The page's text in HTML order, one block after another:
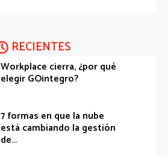
RECIENTES
Workplace cierra, ¿por qué
elegir GOintegro?
7 formas en que la nube
está cambiando la gestión
de...